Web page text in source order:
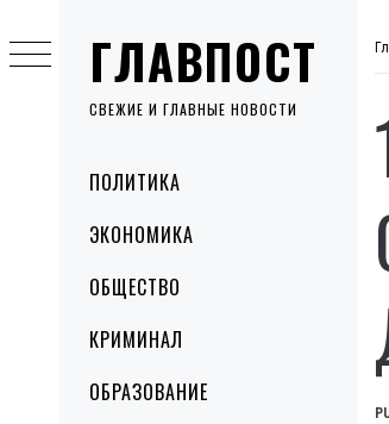
ГЛАВПОСТ
СВЕЖИЕ И ГЛАВНЫЕ НОВОСТИ
MenuПОЛИТИКА
ЭКОНОМИКА
ОБЩЕСТВО
КРИМИНАЛ
ОБРАЗОВАНИЕ
to
content